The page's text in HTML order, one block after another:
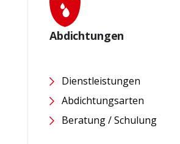
Abdichtungen
Dienstleistungen
Abdichtungsarten
Beratung / Schulung